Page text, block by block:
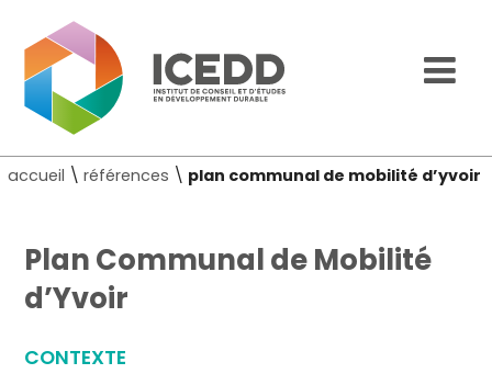
accueil \références \ plan communal de mobilité d’yvoir
Plan Communal de Mobilité
d’Yvoir
CONTEXTE